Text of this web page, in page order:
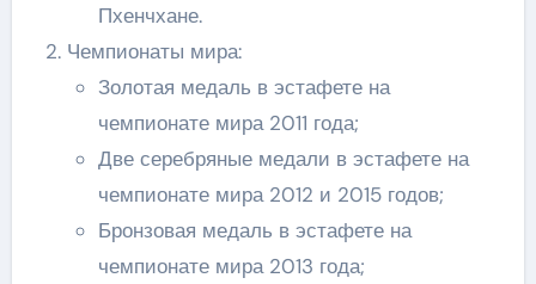
Пхенчхане.
Чемпионаты мира:
Золотая медаль в эстафете на
чемпионате мира 2011 года;
Две серебряные медали в эстафете на
чемпионате мира 2012 и 2015 годов;
Бронзовая медаль в эстафете на
чемпионате мира 2013 года;